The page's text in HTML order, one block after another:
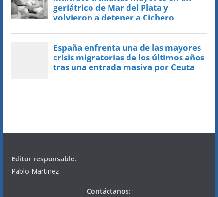
Editor responsable:
Pablo Martinez
Contáctanos: